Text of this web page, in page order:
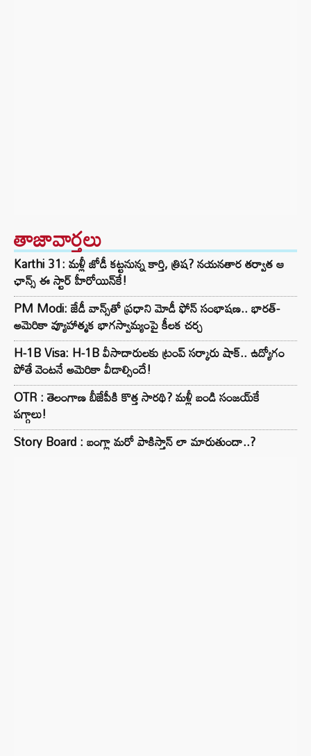
తాజావార్తలు
Karthi 31: మళ్లీ జోడీ కట్టనున్న కార్తి, త్రిష? నయనతార తర్వాత ఆ
ఛాన్స్ ఈ స్టార్ హీరోయిన్‌కే!
PM Modi: జేడీ వాన్స్‌తో ప్రధాని మోడీ ఫోన్ సంభాషణ.. భారత్-
అమెరికా వ్యూహాత్మక భాగస్వామ్యంపై కీలక చర్చ
H-1B Visa: H-1B వీసాదారులకు ట్రంప్ సర్కారు షాక్.. ఉద్యోగం
పోతే వెంటనే అమెరికా వీడాల్సిందే!
OTR : తెలంగాణ బీజేపీకి కొత్త సారథి? మళ్లీ బండి సంజయ్‌కే
పగ్గాలు!
Story Board : బంగ్లా మరో పాకిస్తాన్ లా మారుతుందా..?